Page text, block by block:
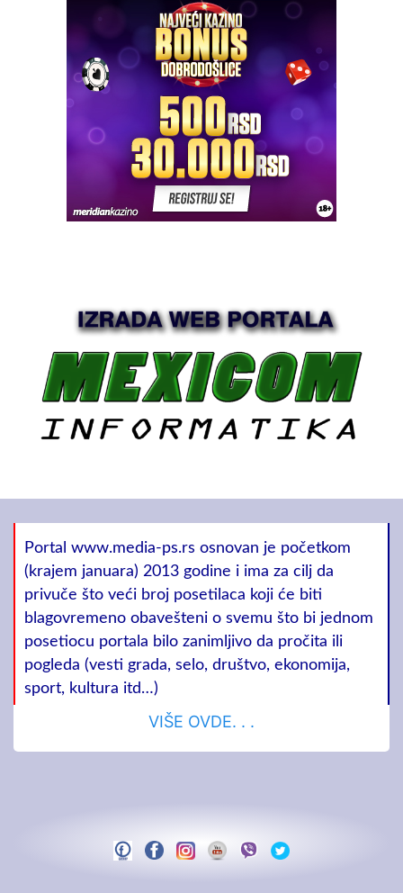
Portal www.media-ps.rs osnovan je početkom
(krajem januara) 2013 godine i ima za cilj da
privuče što veći broj posetilaca koji će biti
blagovremeno obavešteni o svemu što bi jednom
posetiocu portala bilo zanimljivo da pročita ili
pogleda (vesti grada, selo, društvo, ekonomija,
sport, kultura itd…)
VIŠE OVDE. . .